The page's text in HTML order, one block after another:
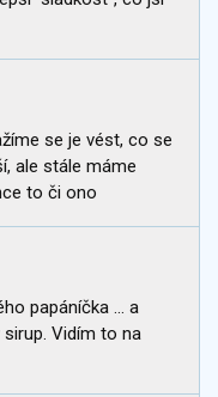
se je vést, co se
ale stále máme
to či ono
papáníčka ... a
Vidím to na